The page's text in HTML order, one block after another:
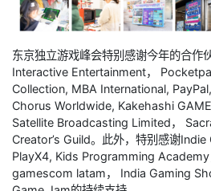
东京独立游戏峰会特别感谢今年的合作
Interactive Entertainment，
Collection, MBA International,
Chorus Worldwide, Kakehashi
Satellite Broadcasting Limited，
Creator’s Guild。此外，特别感谢Indie
PlayX4, Kids Programming Academy
gamescom latam， India Gaming